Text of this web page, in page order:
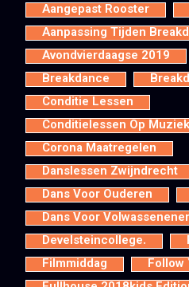
Aangepast Rooster
Aanpassing Tijden
Avondvierdaagse 2019
Breakdance
Conditie Lessen
Conditielessen Op Muziek
Corona Maatregelen
Danslessen Zwijndrecht
Dans Voor Ouderen
Dans Voor
Develsteincollege.
Filmmiddag
Follow